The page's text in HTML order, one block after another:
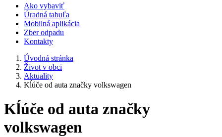
Ako vybaviť
Úradná tabuľa
Mobilná aplikácia
Zber odpadu
Kontakty
Úvodná stránka
Život v obci
Aktuality
Kĺúče od auta značky volkswagen
Kĺúče od auta značky
volkswagen